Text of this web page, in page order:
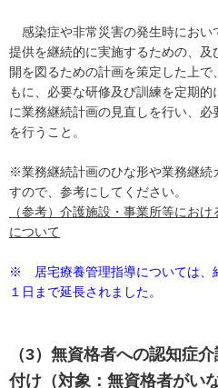
感染症や非常災害の発生時におい
提供を継続的に実施するための、
開を図るための計画を策定した上
もに、必要な研修及び訓練を定期
に業務継続計画の見直しを行い、
を行うこと。
※業務継続計画のひな形や業務継続
すので、参考にしてください。
（参考）介護施設・事業所等にお
について
※ 居宅療養管理指導については、
１日まで延長されました。
（3）無資格者への認知症
付け（対象：無資格者がい